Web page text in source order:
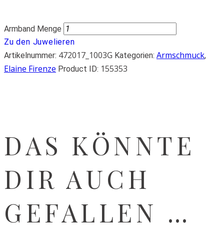
Armband Menge
Zu den Juwelieren
Artikelnummer: 472017_1003G Kategorien: Armschmuck,
Elaine Firenze Product ID: 155353
DAS KÖNNTE
DIR AUCH
GEFALLEN …